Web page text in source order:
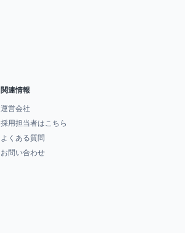
関連情報
運営会社
採用担当者はこちら
よくある質問
お問い合わせ